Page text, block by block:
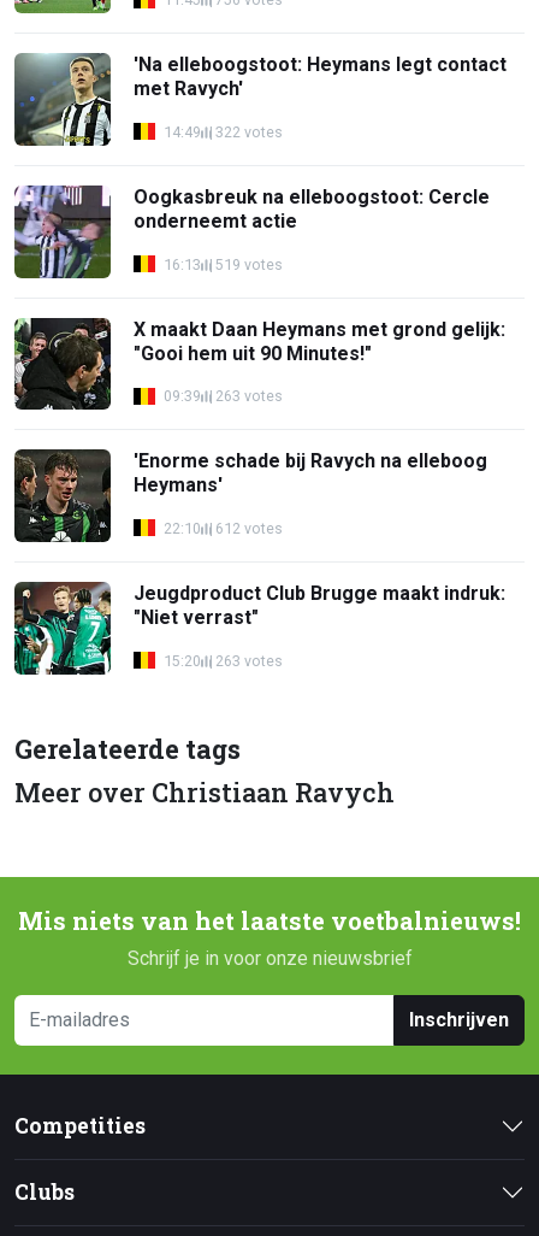
'Na elleboogstoot: Heymans legt contact
met Ravych'
14:49 322 votes
Oogkasbreuk na elleboogstoot: Cercle
onderneemt actie
16:13 519 votes
X maakt Daan Heymans met grond gelijk:
"Gooi hem uit 90 Minutes!"
09:39 263 votes
'Enorme schade bij Ravych na elleboog
Heymans'
22:10 612 votes
Jeugdproduct Club Brugge maakt indruk:
"Niet verrast"
15:20 263 votes
Gerelateerde tags
Meer over Christiaan Ravych
Mis niets van het laatste voetbalnieuws!
Schrijf je in voor onze nieuwsbrief
Inschrijven
Competities
Clubs